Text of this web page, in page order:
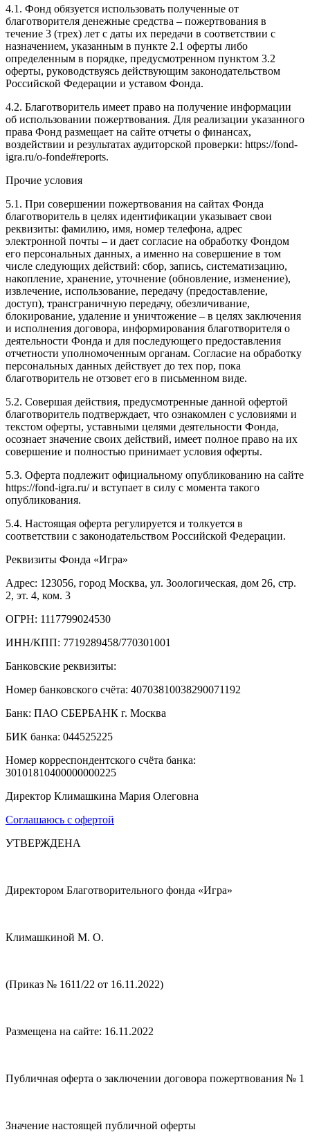
4.1. Фонд обязуется использовать полученные от
благотворителя денежные средства – пожертвования в
течение 3 (трех) лет с даты их передачи в соответствии с
назначением, указанным в пункте 2.1 оферты либо
определенным в порядке, предусмотренном пунктом 3.2
оферты, руководствуясь действующим законодательством
Российской Федерации и уставом Фонда.
4.2. Благотворитель имеет право на получение информации
об использовании пожертвования. Для реализации указанного
права Фонд размещает на сайте отчеты о финансах,
воздействии и результатах аудиторской проверки: https://fond-
igra.ru/o-fonde#reports.
Прочие условия
5.1. При совершении пожертвования на сайтах Фонда
благотворитель в целях идентификации указывает свои
реквизиты: фамилию, имя, номер телефона, адрес
электронной почты – и дает согласие на обработку Фондом
его персональных данных, а именно на совершение в том
числе следующих действий: сбор, запись, систематизацию,
накопление, хранение, уточнение (обновление, изменение),
извлечение, использование, передачу (предоставление,
доступ), трансграничную передачу, обезличивание,
блокирование, удаление и уничтожение – в целях заключения
и исполнения договора, информирования благотворителя о
деятельности Фонда и для последующего предоставления
отчетности уполномоченным органам. Согласие на обработку
персональных данных действует до тех пор, пока
благотворитель не отзовет его в письменном виде.
5.2. Совершая действия, предусмотренные данной офертой
благотворитель подтверждает, что ознакомлен с условиями и
текстом оферты, уставными целями деятельности Фонда,
осознает значение своих действий, имеет полное право на их
совершение и полностью принимает условия оферты.
5.3. Оферта подлежит официальному опубликованию на сайте
https://fond-igra.ru/ и вступает в силу с момента такого
опубликования.
5.4. Настоящая оферта регулируется и толкуется в
соответствии с законодательством Российской Федерации.
Реквизиты Фонда «Игра»
Адрес: 123056, город Москва, ул. Зоологическая, дом 26, стр.
2, эт. 4, ком. 3
ОГРН: 1117799024530
ИНН/КПП: 7719289458/770301001
Банковские реквизиты:
Номер банковского счёта: 40703810038290071192
Банк: ПАО СБЕРБАНК г. Москва
БИК банка: 044525225
Номер корреспондентского счёта банка:
30101810400000000225
Директор Климашкина Мария Олеговна
Соглашаюсь с офертой
УТВЕРЖДЕНА
Директором Благотворительного фонда «Игра»
Климашкиной М. О.
(Приказ № 1611/22 от 16.11.2022)
Размещена на сайте: 16.11.2022
Публичная оферта о заключении договора пожертвования № 1
Значение настоящей публичной оферты